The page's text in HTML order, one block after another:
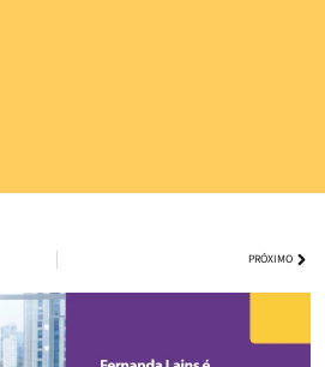
PRÓXIMO